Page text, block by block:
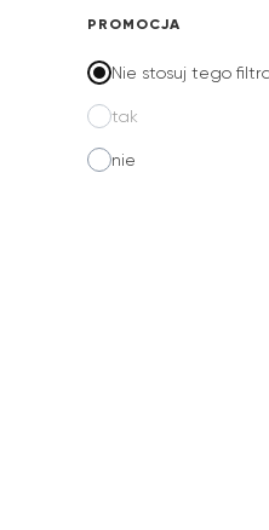
PROMOCJA
Nie stosuj tego
tak
nie